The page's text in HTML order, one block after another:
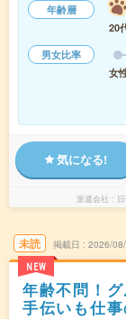
年齢層
20
男女比率
女
気になる!
派遣会社
未読
NEW
掲載日 2026/
年齢不問！
手伝いも仕